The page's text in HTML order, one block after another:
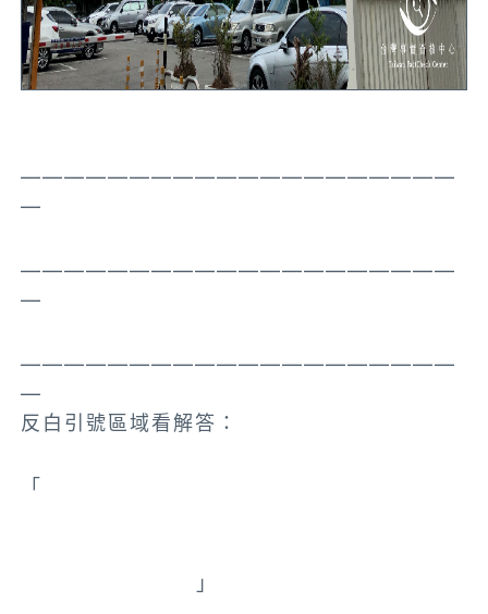
————————————————————
—
————————————————————
—
————————————————————
—
反白引號區域看解答：
「
」